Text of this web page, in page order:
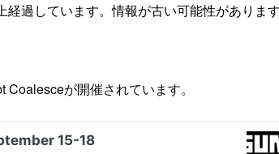
過しています。情報が古い可能性がありま
が開催されています。